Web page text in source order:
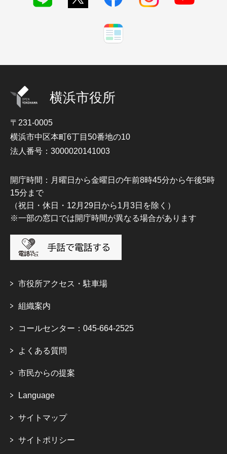
横浜市役所
〒231-0005
横浜市中区本町6丁目50番地の10
法人番号：3000020141003
開庁時間：月曜日から金曜日の午前8時45分から午後5時
15分まで
（祝日・休日・12月29日から1月3日を除く）
※一部の窓口では開庁時間が異なる場合があります
市役所アクセス・駐車場
組織案内
コールセンター：045-664-2525
よくある質問
市民からの提案
Language
サイトマップ
サイトポリシー